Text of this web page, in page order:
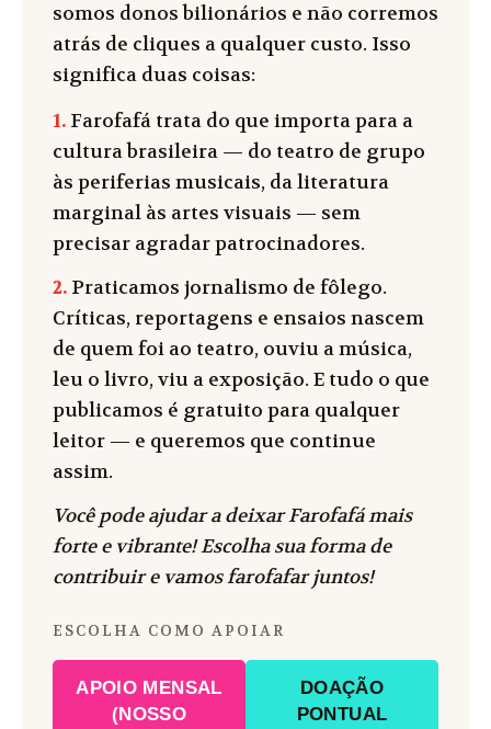
somos donos bilionários e não corremos
atrás de cliques a qualquer custo. Isso
significa duas coisas:
1. Farofafá trata do que importa para a
cultura brasileira — do teatro de grupo
às periferias musicais, da literatura
marginal às artes visuais — sem
precisar agradar patrocinadores.
2. Praticamos jornalismo de fôlego.
Críticas, reportagens e ensaios nascem
de quem foi ao teatro, ouviu a música,
leu o livro, viu a exposição. E tudo o que
publicamos é gratuito para qualquer
leitor — e queremos que continue
assim.
Você pode ajudar a deixar Farofafá mais
forte e vibrante! Escolha sua forma de
contribuir e vamos farofafar juntos!
ESCOLHA COMO APOIAR
APOIO MENSAL
(NOSSO
DOAÇÃO
PONTUAL